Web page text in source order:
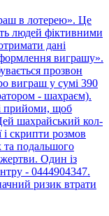
в лотерею». Це
людей фіктивними
дані
виграшу».
прозвон
виграш у сумі 390
- шахраєм).
прийоми, щоб
шахрайський кол-
і скрипти розмов
та подальшого
жертви. Один із
- 0444904347.
ризик втрати